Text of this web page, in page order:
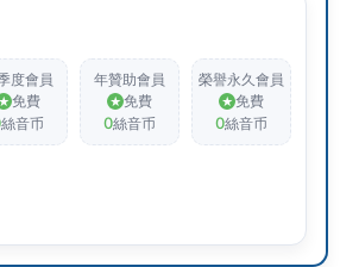
度會員
免費
絲音币
年贊助會員
免費
0絲音币
榮譽永久會員
免費
0絲音币